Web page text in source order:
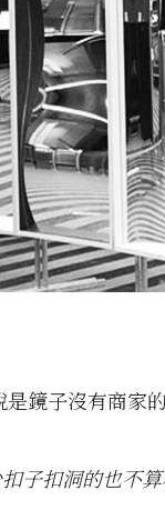
鏡子沒有商家
子扣洞的也不